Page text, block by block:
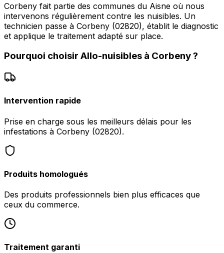
Corbeny fait partie des communes du Aisne où nous
intervenons régulièrement contre les nuisibles. Un
technicien passe à Corbeny (02820), établit le diagnostic
et applique le traitement adapté sur place.
Pourquoi choisir Allo-nuisibles à Corbeny?
Intervention rapide
Prise en charge sous les meilleurs délais pour les
infestations à Corbeny (02820).
Produits homologués
Des produits professionnels bien plus efficaces que
ceux du commerce.
Traitement garanti